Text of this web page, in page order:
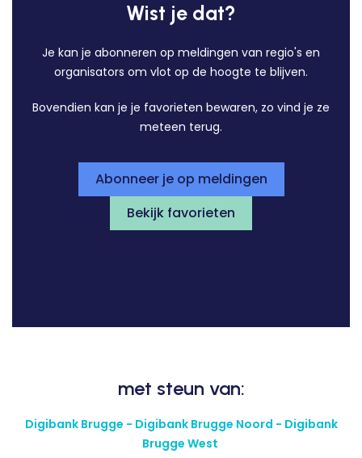
Wist je dat?
Je kan je abonneren op meldingen van regio's en
organisators om vlot op de hoogte te blijven.
Bovendien kan je je favorieten bewaren, zo vind je ze
meteen terug.
Abonneer je op meldingen
Bekijk favorieten
met steun van:
Digibank Brugge - Digibank Brugge Noord - Digibank
Brugge West